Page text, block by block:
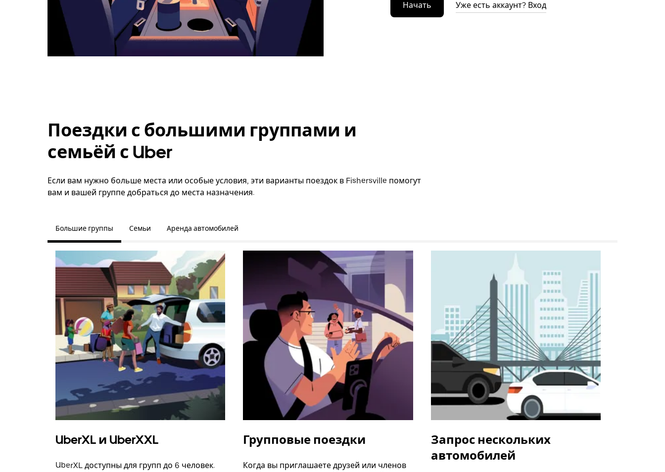
Начать Уже есть аккаунт? Вход
Поездки с большими группами и
семьёй с Uber
Если вам нужно больше места или особые условия, эти варианты поездок в Fishersville помогут
вам и вашей группе добраться до места назначения.
Большие группы Семьи Аренда автомобилей
UberXL и UberXXL
UberXL доступны для групп до 6 человек.
Групповые поездки
Когда вы приглашаете друзей или членов
Запрос нескольких
автомобилей